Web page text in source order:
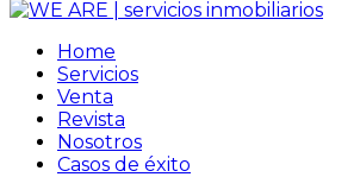
Home
Servicios
Venta
Revista
Nosotros
Casos de éxito